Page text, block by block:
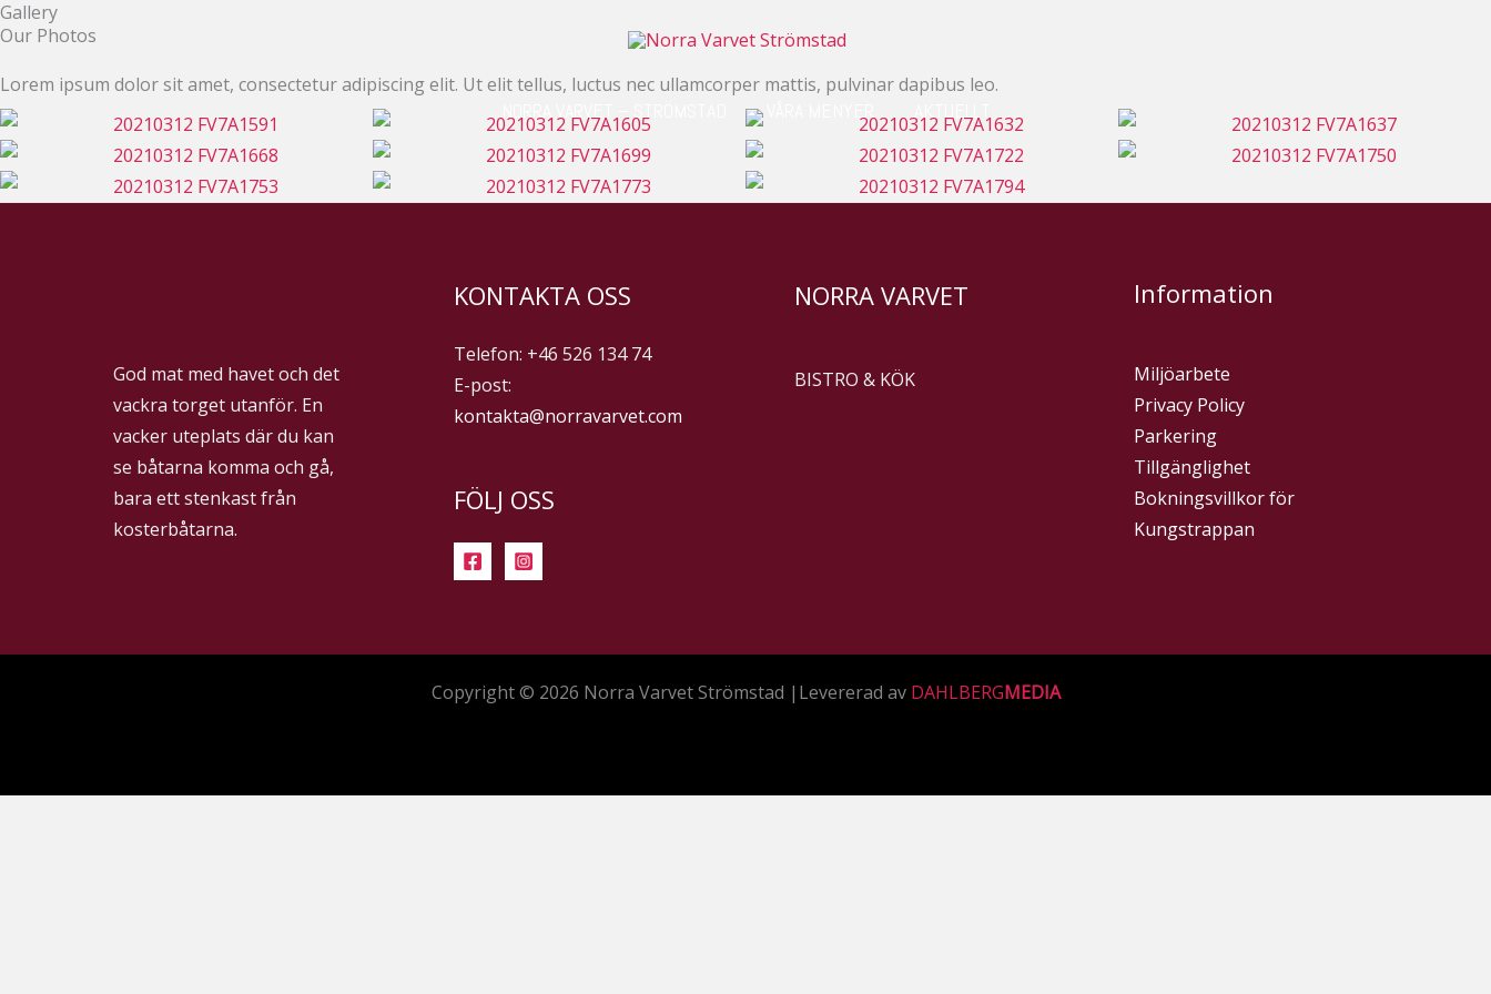
Hoppa
till
innehåll
Gallery
Our Photos
Lorem ipsum dolor sit amet, consectetur adipiscing elit. Ut elit tellus, luctus nec ullamcorper mattis, pulvinar dapibus leo.
God mat med havet och det
vackra torget utanför. En
vacker uteplats där du kan
se båtarna komma och gå,
bara ett stenkast från
kosterbåtarna.
KONTAKTA OSS
Telefon: +46 526 134 74
E-post:
kontakta@norravarvet.com
FÖLJ OSS
NORRA VARVET
BISTRO & KÖK
Information
Miljöarbete
Privacy Policy
Parkering
Tillgänglighet
Bokningsvillkor för
Kungstrappan
Copyright © 2026 Norra Varvet Strömstad |Levererad av DAHLBERGMEDIA